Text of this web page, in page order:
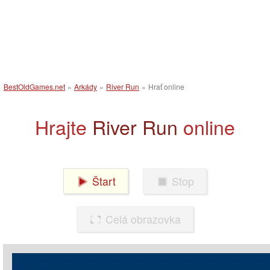
BestOldGames.net » Arkády » River Run » Hrať online
Hrajte River Run online
Štart Stop
Celá obrazovka